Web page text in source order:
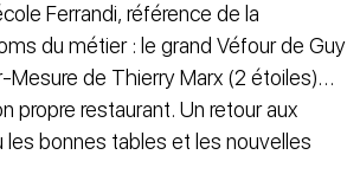
Ferrandi, référence de la
du métier : le grand Véfour de Guy
Mesure de Thierry Marx (2 étoiles)…
propre restaurant. Un retour aux
les bonnes tables et les nouvelles